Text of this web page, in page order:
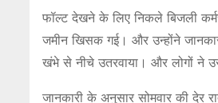
फॉल्ट देखने के लिए निकले बिजली
जमीन खिसक गई। और उन्होंने
खंभे से नीचे उतरवाया। और लोगों ने
जानकारी के अनुसार सोमवार की देर